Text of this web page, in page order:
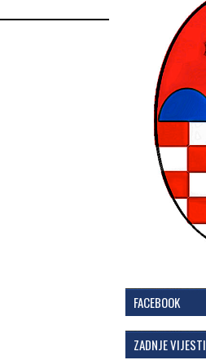
FACEBOOK
ZADNJE VIJESTI